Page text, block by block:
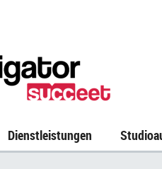
Dienstleistungen